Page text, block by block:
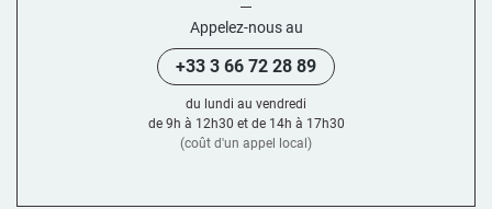
Appelez-nous au
+33 3 66 72 28 89
du lundi au vendredi
de 9h à 12h30 et de 14h à 17h30
(coût d'un appel local)